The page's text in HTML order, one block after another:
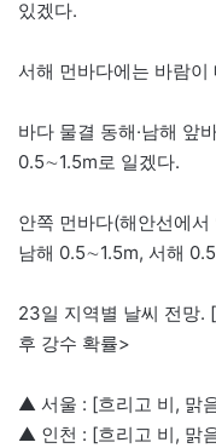
있겠다.
서해 먼바다에는 바람
바다 물결 동해·남해 앞
0.5∼1.5m로 일겠다.
안쪽 먼바다(해안선에
남해 0.5∼1.5m, 서해
23일 지역별 날씨 전망.
후 강수 확률>
▲ 서울 : [흐리고 비, 맑
▲ 인천 : [흐리고 비, 맑